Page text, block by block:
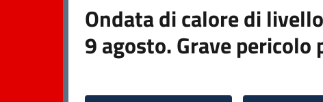
Ondata di calore di
9 agosto. Grave